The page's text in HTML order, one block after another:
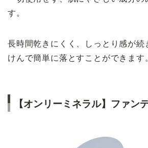
す。
長時間乾きにくく、しっとり感が続
けんで簡単に落とすことができます
【オンリーミネラル】ファン